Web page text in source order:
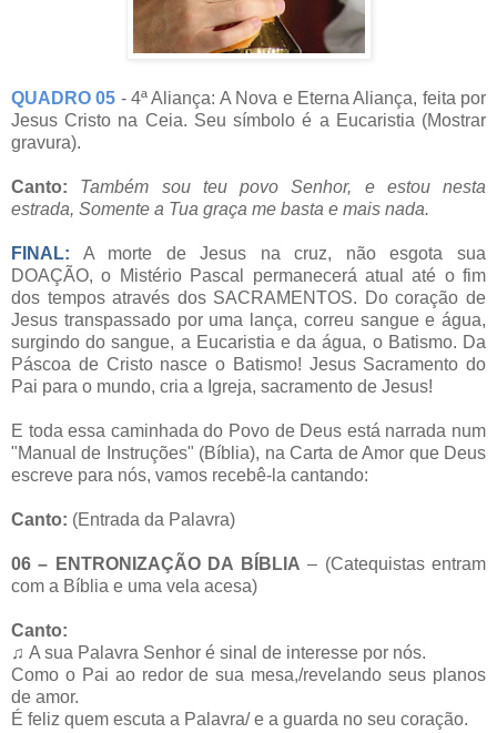
QUADRO 05 - 4ª Aliança: A Nova e Eterna Aliança, feita por
Jesus Cristo na Ceia. Seu símbolo é a Eucaristia (Mostrar
gravura).
Canto:
Também sou teu povo Senhor, e estou nesta
estrada, Somente a Tua graça me basta e mais nada.
FINAL:
A morte de Jesus na cruz, não esgota sua
DOAÇÃO, o Mistério Pascal permanecerá atual até o fim
dos tempos através dos SACRAMENTOS. Do coração de
Jesus transpassado por uma lança, correu sangue e água,
surgindo do sangue, a Eucaristia e da água, o Batismo. Da
Páscoa de Cristo nasce o Batismo! Jesus Sacramento do
Pai para o mundo, cria a Igreja, sacramento de Jesus!
E toda essa caminhada do Povo de Deus está narrada num
"Manual de Instruções" (Bíblia), na Carta de Amor que Deus
escreve para nós, vamos recebê-la cantando:
Canto: (Entrada da Palavra)
06 – ENTRONIZAÇÃO DA BÍBLIA – (Catequistas entram
com a Bíblia e uma vela acesa)
Canto:
♫ A sua Palavra Senhor é sinal de interesse por nós.
Como o Pai ao redor de sua mesa,/revelando seus planos
de amor.
É feliz quem escuta a Palavra/ e a guarda no seu coração.